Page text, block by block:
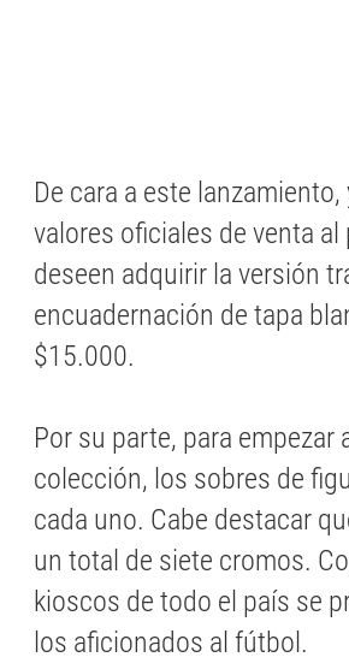
De cara a este
valores oficiales de venta
deseen adquirir la versión
encuadernación de tapa
$15.000.
Por su parte, para
colección, los sobres de
cada uno. Cabe destacar
un total de siete cromos.
kioscos de todo el país se
los aficionados al fútbol.